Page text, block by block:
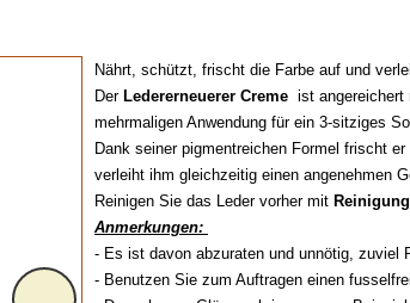
Nährt, schützt, frischt die Farbe auf und
Der Ledererneuerer Creme ist angereichert
mehrmaligen Anwendung für ein 3-sitziges
Dank seiner pigmentreichen Formel frischt
verleiht ihm gleichzeitig einen angenehmen
Reinigen Sie das Leder vorher mit
Anmerkungen:
- Es ist davon abzuraten und unnötig, zuviel
- Benutzen Sie zum Auftragen einen